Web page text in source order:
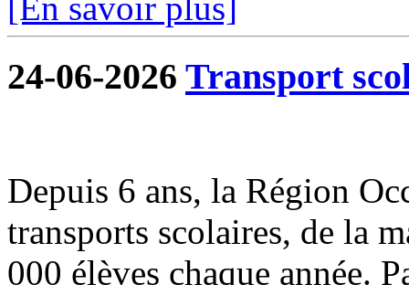
24-06-2026 Transport
Depuis 6 ans, la Région
transports scolaires, de la
000 élèves chaque année.